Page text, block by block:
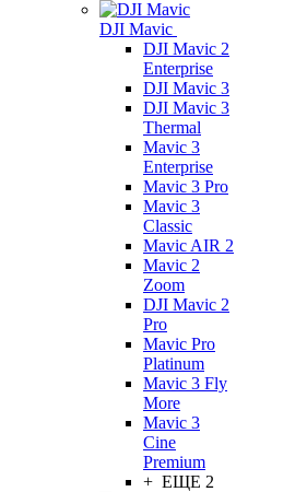
DJI Mavic
DJI Mavic 2
Enterprise
DJI Mavic 3
DJI Mavic 3
Thermal
Mavic 3
Enterprise
Mavic 3 Pro
Mavic 3
Сlassic
Mavic AIR 2
Mavic 2
Zoom
DJI Mavic 2
Pro
Mavic Pro
Platinum
Mavic 3 Fly
More
Mavic 3
Cine
Premium
+ ЕЩЕ 2